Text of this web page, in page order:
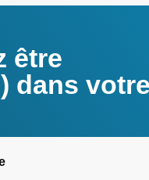
être
dans